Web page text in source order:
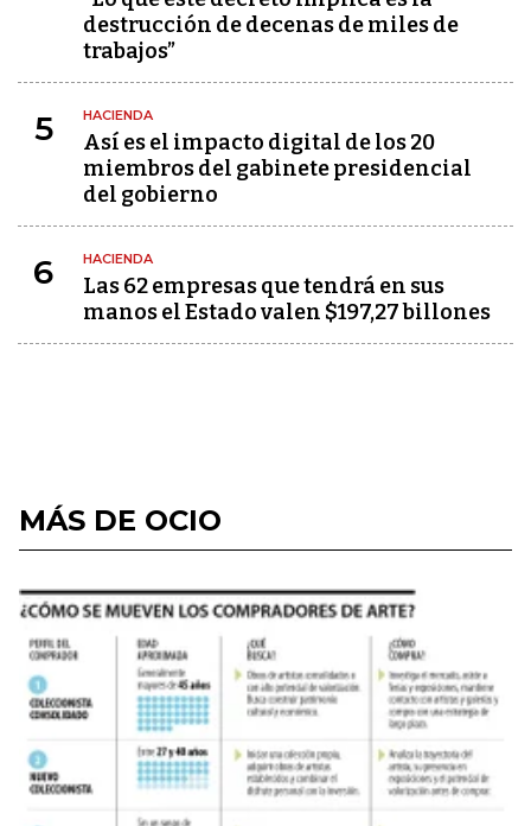
destrucción de decenas de miles de
trabajos”
5 HACIENDA
Así es el impacto digital de los 20
miembros del gabinete presidencial
del gobierno
6 HACIENDA
Las 62 empresas que tendrá en sus
manos el Estado valen $197,27 billones
MÁS DE OCIO